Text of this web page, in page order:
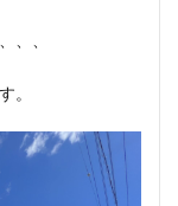
、、
。